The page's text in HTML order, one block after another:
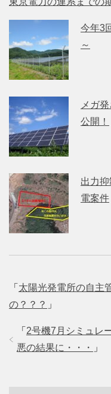
今年3
～
メガ
公開！
出力
電案件
「 太陽光発電所の自主
の？？？ 」
「 2号機7月シミュレ
悪の結果に・・・
」